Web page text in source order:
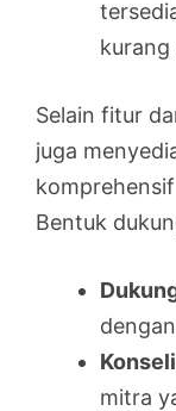
Selain fitur
juga
Bentuk
mitra